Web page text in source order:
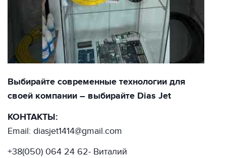
Выбирайте современные технологии для
своей компании – выбирайте Dias Jet
КОНТАКТЫ:
Email: diasjet1414@gmail.com
+38(050) 064 24 62- Виталий